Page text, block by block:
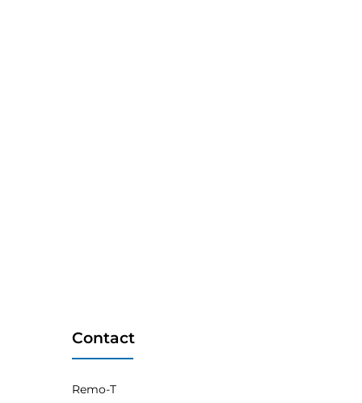
Contact
Remo-T